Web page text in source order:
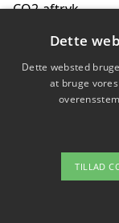
CO2-aftryk
Hvordan
hverdag
Om /
Dette
Dette websted
at bruge
TILLAD